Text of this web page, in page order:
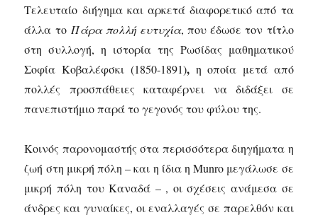
Τελευταίο διήγημα και αρκετά διαφορετικό από τα
άλλα το Πάρα πολλή ευτυχία, που έδωσε τον τίτλο
στη συλλογή, η ιστορία της Ρωσίδας μαθηματικού
Σοφία Κοβαλέφσκι (1850-1891),η οποία μετά από
πολλές προσπάθειες καταφέρνει να διδάξει σε
πανεπιστήμιο παρά το γεγονός του φύλου της.
Κοινός παρονομαστής στα περισσότερα διηγήματα η
ζωή στη μικρή πόλη – και η ίδια η Munro μεγάλωσε σε
μικρή πόλη του Καναδά – , οι σχέσεις ανάμεσα σε
άνδρες και γυναίκες, οι εναλλαγές σε παρελθόν και